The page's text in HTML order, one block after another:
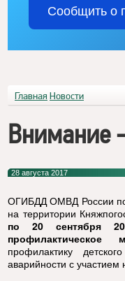
Сообщить о
Главная Новости
Внимание
28 августа 2017
ОГИБДД ОМВД России по
на территории
по 20 сентября
профилактическое
профилактику
аварийности с